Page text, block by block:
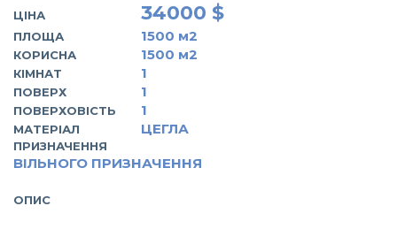
ЦІНА 34000 $
ПЛОЩА 1500 м2
КОРИСНА 1500 м2
КІМНАТ 1
ПОВЕРХ 1
ПОВЕРХОВІСТЬ 1
МАТЕРІАЛ ЦЕГЛА
ПРИЗНАЧЕННЯ
ВІЛЬНОГО ПРИЗНАЧЕННЯ
ОПИС